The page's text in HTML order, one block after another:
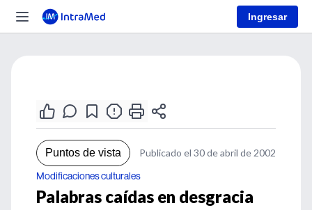
Ingresar
Puntos de vista Publicado el 30 de abril de 2002
Modificaciones culturales
Palabras caídas en desgracia